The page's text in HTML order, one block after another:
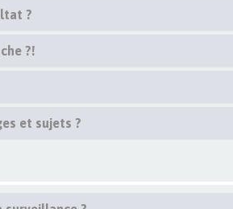
?
?!
et sujets ?